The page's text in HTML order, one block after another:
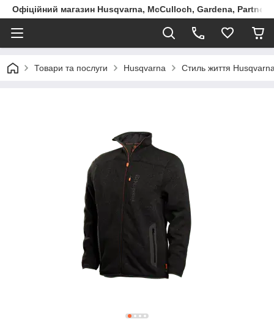
Офіційний магазин Husqvarna, McCulloch, Gardena, Partner
Товари та послуги Husqvarna Стиль життя